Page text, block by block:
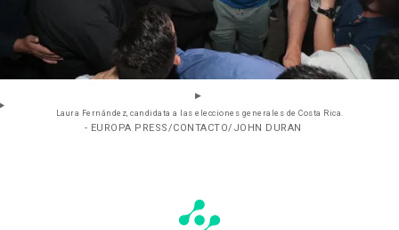
Laura Fernández, candidata a las elecciones generales de Costa Rica.
- EUROPA PRESS/CONTACTO/JOHN DURAN